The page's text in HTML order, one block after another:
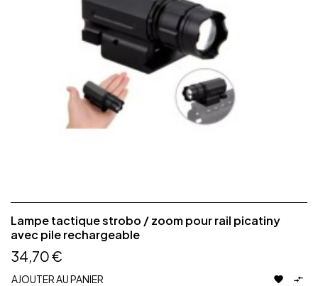
Lampe tactique strobo / zoom pour rail picatiny
avec pile rechargeable
34,70 €
AJOUTER AU PANIER  